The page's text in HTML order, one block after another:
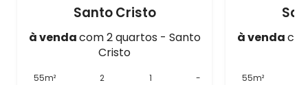
Santo Cristo
à vendacom 2 quartos - Santo
Cristo
55m² 2 1 -
à venda
55m²